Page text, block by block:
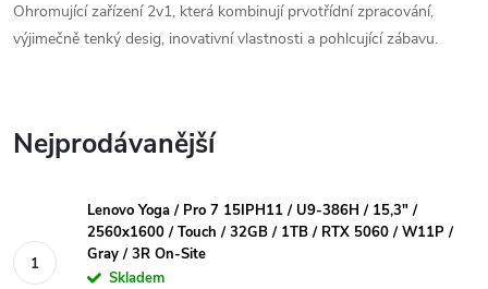
Ohromující zařízení 2v1, která kombinují prvotřídní zpracování,
výjimečně tenký desig, inovativní vlastnosti a pohlcující zábavu.
Nejprodávanější
Lenovo Yoga / Pro 7 15IPH11 / U9-386H / 15,3" /
2560x1600 / Touch / 32GB / 1TB / RTX 5060 / W11P /
Gray / 3R On-Site
Skladem